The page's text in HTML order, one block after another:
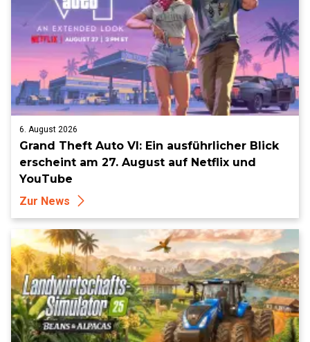
6. August 2026
Grand Theft Auto VI: Ein ausführlicher Blick
erscheint am 27. August auf Netflix und
YouTube
Zur News